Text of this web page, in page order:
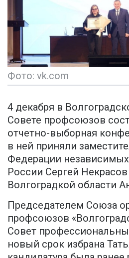
Фото: vk.com
4 декабря в
Совете профсоюзов
отчетно-выборная
в ней приняли
Федерации
России Сергей Некрасов
Волгоградкой области
Председателем Союза
профсоюзов
Совет
новый срок избрана